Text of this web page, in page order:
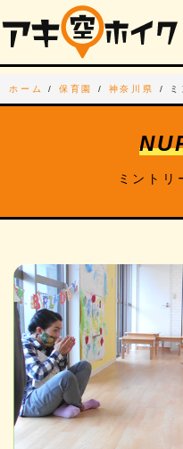
ホーム / 保育園 / 神奈川県 /
ミントリ